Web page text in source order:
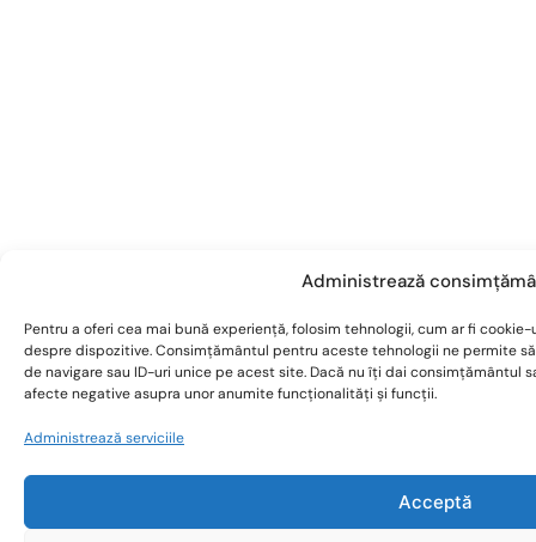
Administrează
Pentru a oferi cea mai bună experiență, folosim tehnologii, cum ar fi
despre dispozitive. Consimțământul pentru aceste tehnologii ne permite
de navigare sau ID-uri unice pe acest site. Dacă nu îți dai consimțământul
afecte negative asupra unor anumite funcționalități și funcții.
Administrează serviciile
Acceptă